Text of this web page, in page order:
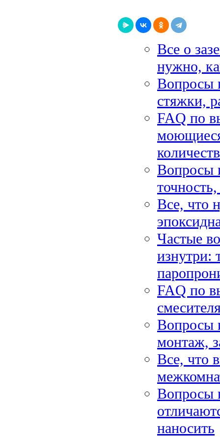
Все о
нужно,
Вопросы
стяжки,
FAQ по
Вопросы
Все, что
Частые
изнутри:
FAQ по
Вопросы
монтаж,
Все, что
Вопросы
наносить